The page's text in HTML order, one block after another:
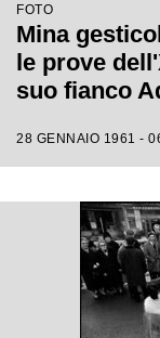
FOTO
Mina
le prove
suo fianco
28 GENNAIO 1961 -